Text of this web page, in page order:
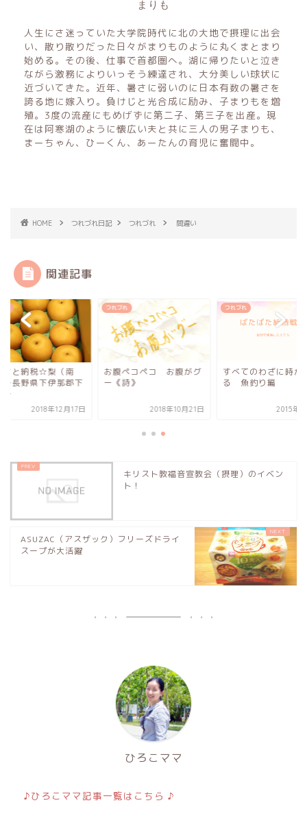
まりも
人生にさ迷っていた大学院時代に北の大地で摂理に出会
い、散り散りだった日々がまりものように丸くまとまり
始める。その後、仕事で首都圏へ。湖に帰りたいと泣き
ながら激務によりいっそう練達され、大分美しい球状に
近づいてきた。近年、暑さに弱いのに日本有数の暑さを
誇る地に嫁入り。負けじと光合成に励み、子まりもを増
殖。3度の流産にもめげずに第二子、第三子を出産。現
在は阿寒湖のように懐広い夫と共に三人の男子まりも、
まーちゃん、ひーくん、あーたんの育児に奮闘中。
HOME つれづれ日記 つれづれ 間違い
関連記事
さと納税☆梨（南
〜長野県下伊那郡下
〜
2018年12月17日
つれづれ
お腹ペコペコ お腹がグ
ー《詩》
2018年10月21日
つれづれ
すべてのわざに時が
る 魚釣り編
2015年8
キリスト教福音宣教会（摂理）のイベン
ト！
ASUZAC（アスザック）フリーズドライ
スープが大活躍
ひろこママ
♪ひろこママ記事一覧はこちら ♪